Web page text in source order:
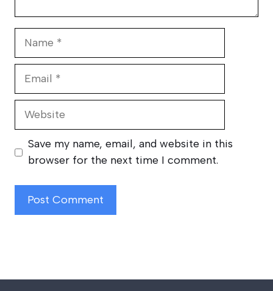
Website
Save my name, email, and website in this
browser for the next time I comment.